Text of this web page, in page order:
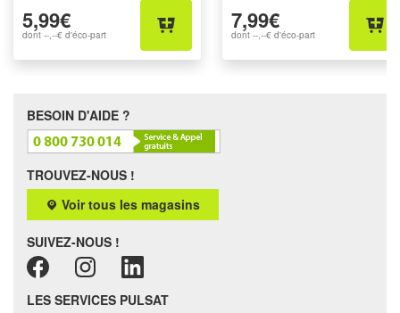
5,99€
dont --,--€ d'éco-part
7,99€
dont --,--€ d'éco-part
BESOIN D'AIDE ?
TROUVEZ-NOUS !
Voir tous les magasins
SUIVEZ-NOUS !
LES SERVICES PULSAT